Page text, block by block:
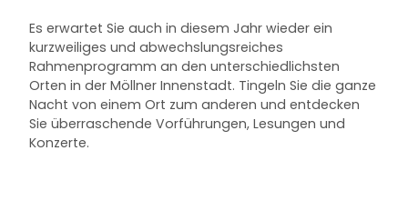
Es erwartet Sie auch in diesem Jahr wieder ein
kurzweiliges und abwechslungsreiches
Rahmenprogramm an den unterschiedlichsten
Orten in der Möllner Innenstadt. Tingeln Sie die ganze
Nacht von einem Ort zum anderen und entdecken
Sie überraschende Vorführungen, Lesungen und
Konzerte.